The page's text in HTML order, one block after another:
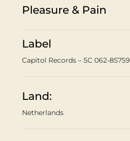
Pleasure & Pain
Label
Capitol Records ‎– 5C 062-85759
Land:
Netherlands